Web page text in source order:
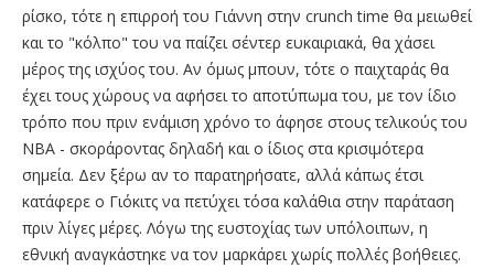
ρίσκο, τότε η επιρροή του Γιάννη στην crunch time θα μειωθεί
και το "κόλπο" του να παίζει σέντερ ευκαιριακά, θα χάσει
μέρος της ισχύος του. Αν όμως μπουν, τότε ο παιχταράς θα
έχει τους χώρους να αφήσει το αποτύπωμα του, με τον ίδιο
τρόπο που πριν ενάμιση χρόνο το άφησε στους τελικούς του
ΝΒΑ - σκοράροντας δηλαδή και ο ίδιος στα κρισιμότερα
σημεία. Δεν ξέρω αν το παρατηρήσατε, αλλά κάπως έτσι
κατάφερε ο Γιόκιτς να πετύχει τόσα καλάθια στην παράταση
πριν λίγες μέρες. Λόγω της ευστοχίας των υπόλοιπων, η
εθνική αναγκάστηκε να τον μαρκάρει χωρίς πολλές βοήθειες.